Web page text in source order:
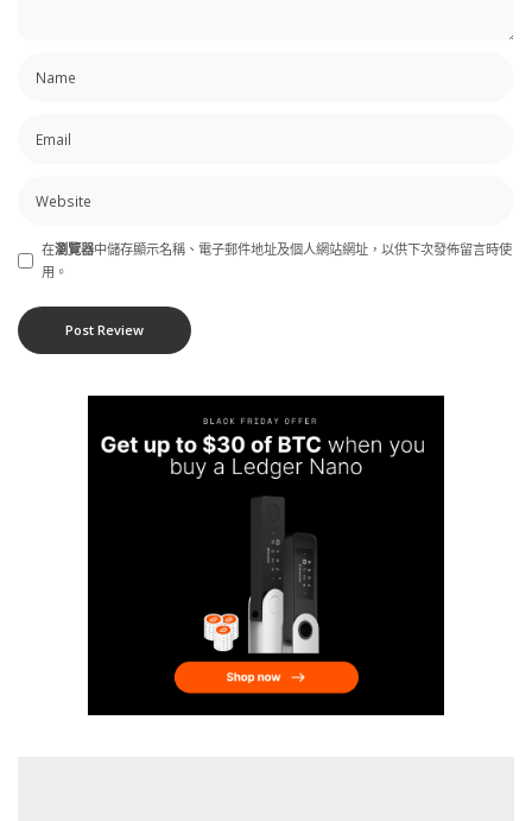
在瀏覽器中儲存顯示名稱、電子郵件地址及個人網站網址，以供下次發佈留言時使
用。